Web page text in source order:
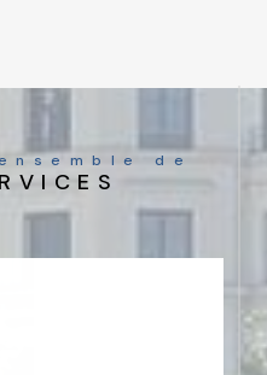
de